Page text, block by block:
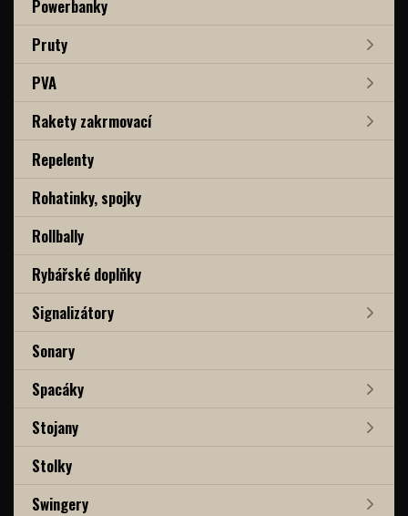
Powerbanky
Pruty
PVA
Rakety zakrmovací
Repelenty
Rohatinky, spojky
Rollbally
Rybářské doplňky
Signalizátory
Sonary
Spacáky
Stojany
Stolky
Swingery